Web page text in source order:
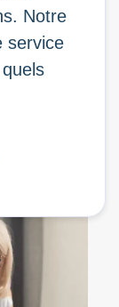
Notre
service